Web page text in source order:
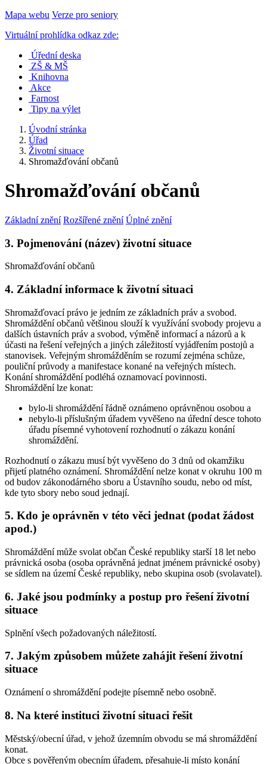
Mapa webu Verze pro seniory
Virtuální prohlídka odkaz zde:
Úřední deska
ZŠ & MŠ
Knihovna
Akce
Farnost
Tipy na výlet
Úvodní stránka
Úřad
Životní situace
Shromažďování občanů
Shromažďování občanů
Základní znění Rozšířené znění Úplné znění
3. Pojmenování (název) životní situace
Shromažďování občanů
4. Základní informace k životní situaci
Shromažďovací právo je jedním ze základních práv a svobod.
Shromáždění občanů většinou slouží k využívání svobody projevu a
dalších ústavních práv a svobod, výměně informací a názorů a k
účasti na řešení veřejných a jiných záležitostí vyjádřením postojů a
stanovisek. Veřejným shromážděním se rozumí zejména schůze,
pouliční průvody a manifestace konané na veřejných místech.
Konání shromáždění podléhá oznamovací povinnosti.
Shromáždění lze konat:
bylo-li shromáždění řádně oznámeno oprávněnou osobou a
nebylo-li příslušným úřadem vyvěšeno na úřední desce tohoto
úřadu písemné vyhotovení rozhodnutí o zákazu konání
shromáždění.
Rozhodnutí o zákazu musí být vyvěšeno do 3 dnů od okamžiku
přijetí platného oznámení. Shromáždění nelze konat v okruhu 100 m
od budov zákonodárného sboru a Ústavního soudu, nebo od míst,
kde tyto sbory nebo soud jednají.
5. Kdo je oprávněn v této věci jednat (podat žádost
apod.)
Shromáždění může svolat občan České republiky starší 18 let nebo
právnická osoba (osoba oprávněná jednat jménem právnické osoby)
se sídlem na území České republiky, nebo skupina osob (svolavatel).
6. Jaké jsou podmínky a postup pro řešení životní
situace
Splnění všech požadovaných náležitostí.
7. Jakým způsobem můžete zahájit řešení životní
situace
Oznámení o shromáždění podejte písemně nebo osobně.
8. Na které instituci životní situaci řešit
Městský/obecní úřad, v jehož územním obvodu se má shromáždění
konat.
Obce s pověřeným obecním úřadem, přesahuje-li místo konání